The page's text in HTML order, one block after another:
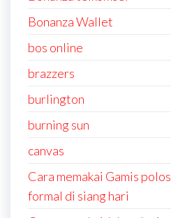
Bonanza Wallet
bos online
brazzers
burlington
burning sun
canvas
Cara memakai Gamis
formal di siang hari